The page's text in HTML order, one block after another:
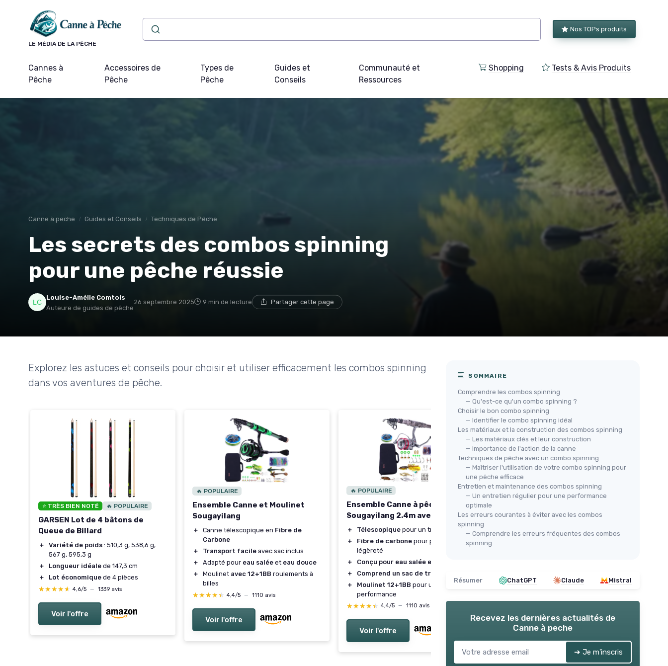
LE MÉDIA DE LA PÊCHE
Nos TOPs produits
Cannes à
Pêche
Accessoires de
Pêche
Types de
Pêche
Guides et
Conseils
Communauté et
Ressources
Shopping Tests & Avis Produits
Canne à peche Guides et Conseils Techniques de Pêche
Les secrets des combos spinning
pour une pêche réussie
Louise-Amélie Comtois
Auteure de guides de pêche
26 septembre 2025 9 min de lecture Partager cette page
Explorez les astuces et conseils pour choisir et utiliser efficacement les combos spinning
dans vos aventures de pêche.
⭐ TRÈS BIEN NOTÉ 🔥 POPULAIRE
GARSEN Lot de 4 bâtons de
Queue de Billard
＋ Variété de poids : 510,3 g, 538,6 g,
567 g, 595,3 g
＋
Longueur idéale de 147,3 cm
＋
Lot économique de 4 pièces
★★★★★
★★★★★ 4,6/5 — 1339 avis
Voir l'offre
🔥 POPULAIRE
Ensemble Canne et Moulinet
Sougayilang
＋ Canne télescopique en Fibre de
Carbone
＋
Transport facile avec sac inclus
＋
Adapté pour eau salée et eau douce
＋
Moulinet avec 12+1BB roulements à
billes
★★★★★
★★★★★ 4,4/5 — 1110 avis
Voir l'offre
🔥 POPULAIRE
Ensemble Canne à pêche
Sougayilang 2.4m avec Moulinet
＋ Télescopique pour un transport facile
＋
Fibre de carbone pour plus de
légèreté
＋
Conçu pour eau salée et douce
＋
Comprend un sac de transport
＋
Moulinet 12+1BB pour une meilleure
performance
★★★★★
★★★★★ 4,4/5 — 1110 avis
Voir l'offre
Canne à pêche télescopique
＋
Inclusleurres et moulinet
Voir l'offre
SOMMAIRE
Comprendre les combos spinning
— Qu'est-ce qu'un combo spinning ?
Choisir le bon combo spinning
— Identifier le combo spinning idéal
Les matériaux et la construction des combos spinning
— Les matériaux clés et leur construction
— Importance de l'action de la canne
Techniques de pêche avec un combo spinning
— Maîtriser l'utilisation de votre combo spinning pour
une pêche efficace
Entretien et maintenance des combos spinning
— Un entretien régulier pour une performance
optimale
Les erreurs courantes à éviter avec les combos
spinning
— Comprendre les erreurs fréquentes des combos
spinning
Résumer ChatGPT Claude Mistral
Recevez les dernières actualités de
Canne à peche
➔ Je m'inscris